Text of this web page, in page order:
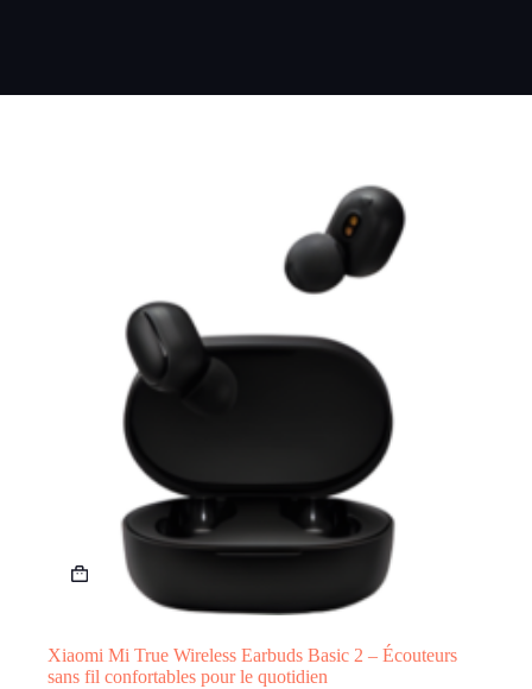
Xiaomi Mi True Wireless Earbuds Basic 2 – Écouteurs
sans fil confortables pour le quotidien